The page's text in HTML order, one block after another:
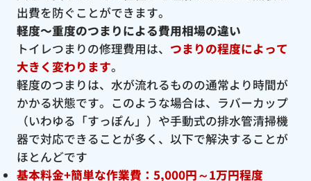
出費を防ぐことができます。
軽度〜重度のつまりによる費用相場の違い
トイレつまりの修理費用は、 つまりの程度によって
大きく変わります。
軽度のつまりは、水が流れるものの通常より時間が
かかる状態です。このような場合は、ラバーカップ
（いわゆる「すっぽん」）や手動式の排水管清掃機
器で対応できることが多く、以下で解決することが
ほとんどです
基本料金+簡単な作業費：5,000円～1万円程度